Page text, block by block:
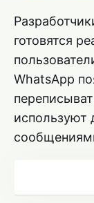
готовятся
WhatsApp
используют